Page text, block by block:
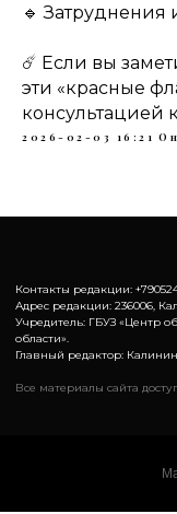
🔹
☄️ Если вы
эти «красные
консультацией
2026-02-03 16:21
Контакты редакции:
Адрес редакции: 236006,
Учредитель: ГБУЗ «Центр
области».
Главный редактор:
Все материалы сайта